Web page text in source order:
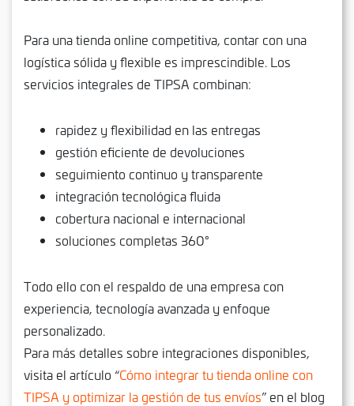
Para una tienda online competitiva, contar con una
logística sólida y flexible es imprescindible. Los
servicios integrales de TIPSA combinan:
rapidez y flexibilidad en las entregas
gestión eficiente de devoluciones
seguimiento continuo y transparente
integración tecnológica fluida
cobertura nacional e internacional
soluciones completas 360°
Todo ello con el respaldo de una empresa con
experiencia, tecnología avanzada y enfoque
personalizado.
Para más detalles sobre integraciones disponibles,
visita el artículo “Cómo integrar tu tienda online con
TIPSA y optimizar la gestión de tus envíos” en el blog